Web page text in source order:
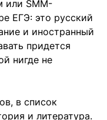
или SMM-
ЕГЭ: это русский
и иностранный
придется
нигде не
в список
и литература.